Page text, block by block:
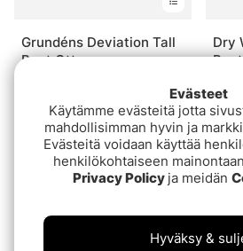
Grundéns Deviation Tall
Boot Otter
Dry
Boot
Evästeet
Käytämme evästeitä jotta
mahdollisimman hyvin ja
Evästeitä voidaan käyttää
henkilökohtaiseen
Privacy Policy ja meidän
Hyväksy &